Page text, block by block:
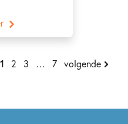
1 2 3 … 7 volgende